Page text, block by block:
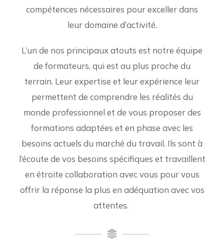
compétences nécessaires pour exceller dans
leur domaine d’activité.
L’un de nos principaux atouts est notre équipe
de formateurs, qui est au plus proche du
terrain. Leur expertise et leur expérience leur
permettent de comprendre les réalités du
monde professionnel et de vous proposer des
formations adaptées et en phase avec les
besoins actuels du marché du travail. Ils sont à
l’écoute de vos besoins spécifiques et travaillent
en étroite collaboration avec vous pour vous
offrir la réponse la plus en adéquation avec vos
attentes.